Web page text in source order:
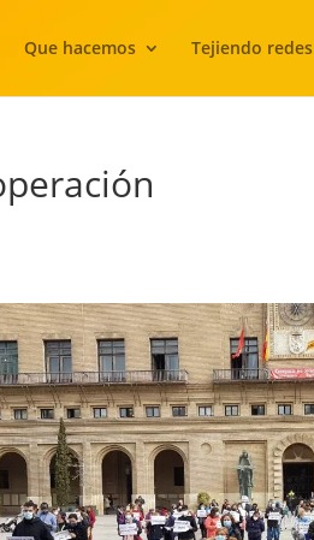
Que hacemos Tejiendo redes